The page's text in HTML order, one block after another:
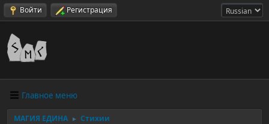
Войти Регистрация
Главное меню
МАГИЯ ЕДИНА ► Стихии